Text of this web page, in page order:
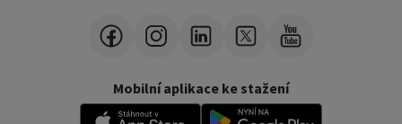
Mobilní aplikace ke stažení